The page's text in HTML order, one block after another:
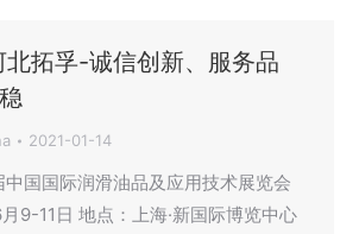
北拓孚-诚信创新、服务品
2021-01-14
中国国际润滑油品及应用技术展览会
9-11日 地点：上海·新国际博览中心